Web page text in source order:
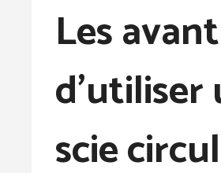
Les
d’utiliser
scie